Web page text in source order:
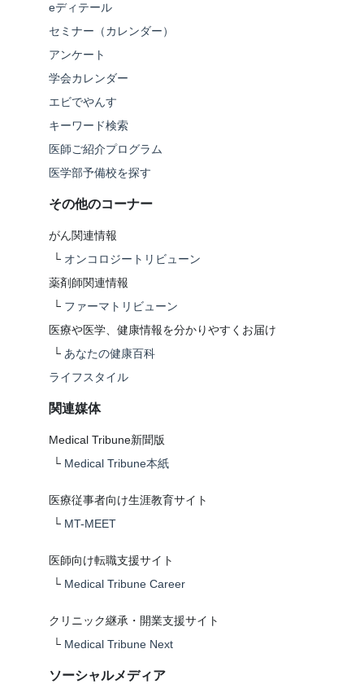
eディテール
セミナー（カレンダー）
アンケート
学会カレンダー
エビでやんす
キーワード検索
医師ご紹介プログラム
医学部予備校を探す
その他のコーナー
がん関連情報
└ オンコロジートリビューン
薬剤師関連情報
└ ファーマトリビューン
医療や医学、健康情報を分かりやすくお届け
└ あなたの健康百科
ライフスタイル
関連媒体
Medical Tribune新聞版
└ Medical Tribune本紙
医療従事者向け生涯教育サイト
└ MT-MEET
医師向け転職支援サイト
└ Medical Tribune Career
クリニック継承・開業支援サイト
└ Medical Tribune Next
ソーシャルメディア